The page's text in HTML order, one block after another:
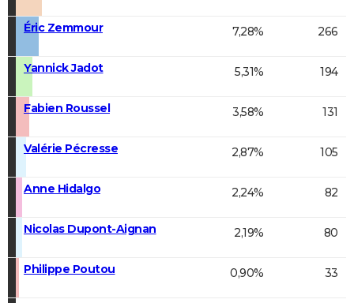
Éric Zemmour 7,28% 266
Yannick Jadot 5,31% 194
Fabien Roussel 3,58% 131
Valérie Pécresse 2,87% 105
Anne Hidalgo 2,24% 82
Nicolas Dupont-Aignan 2,19% 80
Philippe Poutou 0,90% 33